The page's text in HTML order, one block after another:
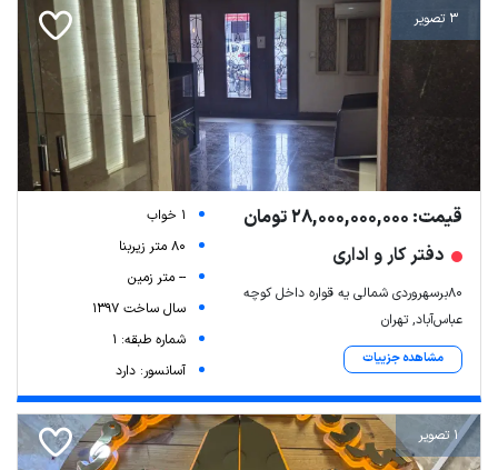
3 تصویر
قیمت: 28,000,000,000 تومان
دفتر کار و اداری
۸۰برسهروردی شمالی یه قواره داخل کوچه
عباس‌آباد, تهران
مشاهده جزییات
1 خواب
80 متر زیربنا
-- متر زمین
سال ساخت 1397
شماره طبقه: 1
آسانسور: دارد
1 تصویر